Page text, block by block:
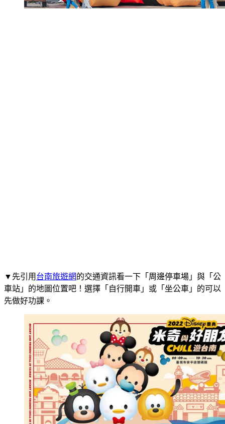
▼先引用 台南旅遊網的交通資訊看一下「周邊停車場」與「公
車站」的地圖位置吧！選擇「自行開車」或「坐公車」的可以
先做好功課。